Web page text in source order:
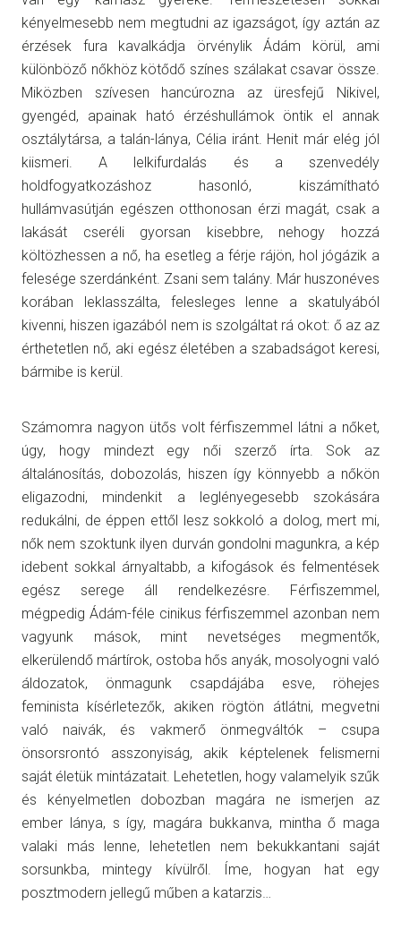
kényelmesebb nem megtudni az igazságot, így aztán az
érzések fura kavalkádja örvénylik Ádám körül, ami
különböző nőkhöz kötődő színes szálakat csavar össze.
Miközben szívesen hancúrozna az üresfejű Nikivel,
gyengéd, apainak ható érzéshullámok öntik el annak
osztálytársa, a talán-lánya, Célia iránt. Henit már elég jól
kiismeri. A lelkifurdalás és a szenvedély
holdfogyatkozáshoz hasonló, kiszámítható
hullámvasútján egészen otthonosan érzi magát, csak a
lakását cseréli gyorsan kisebbre, nehogy hozzá
költözhessen a nő, ha esetleg a férje rájön, hol jógázik a
felesége szerdánként. Zsani sem talány. Már huszonéves
korában leklasszálta, felesleges lenne a skatulyából
kivenni, hiszen igazából nem is szolgáltat rá okot: ő az az
érthetetlen nő, aki egész életében a szabadságot keresi,
bármibe is kerül.
Számomra nagyon ütős volt férfiszemmel látni a nőket,
úgy, hogy mindezt egy női szerző írta. Sok az
általánosítás, dobozolás, hiszen így könnyebb a nőkön
eligazodni, mindenkit a leglényegesebb szokására
redukálni, de éppen ettől lesz sokkoló a dolog, mert mi,
nők nem szoktunk ilyen durván gondolni magunkra, a kép
idebent sokkal árnyaltabb, a kifogások és felmentések
egész serege áll rendelkezésre. Férfiszemmel,
mégpedig Ádám-féle cinikus férfiszemmel azonban nem
vagyunk mások, mint nevetséges megmentők,
elkerülendő mártírok, ostoba hős anyák, mosolyogni való
áldozatok, önmagunk csapdájába esve, röhejes
feminista kísérletezők, akiken rögtön átlátni, megvetni
való naivák, és vakmerő önmegváltók – csupa
önsorsrontó asszonyiság, akik képtelenek felismerni
saját életük mintázatait. Lehetetlen, hogy valamelyik szűk
és kényelmetlen dobozban magára ne ismerjen az
ember lánya, s így, magára bukkanva, mintha ő maga
valaki más lenne, lehetetlen nem bekukkantani saját
sorsunkba, mintegy kívülről.
Íme, hogyan hat egy
posztmodern jellegű műben a katarzis…